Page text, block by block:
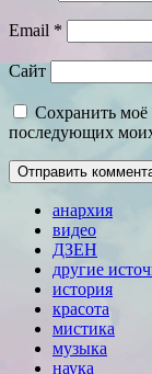
Email *
Сайт
Сохранить моё
последующих
анархия
видео
ДЗЕН
другие
история
красота
мистика
музыка
наука